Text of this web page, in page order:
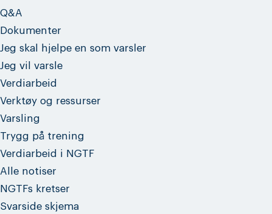
Q&A
Dokumenter
Jeg skal hjelpe en som varsler
Jeg vil varsle
Verdiarbeid
Verktøy og ressurser
Varsling
Trygg på trening
Verdiarbeid i NGTF
Alle notiser
NGTFs kretser
Svarside skjema